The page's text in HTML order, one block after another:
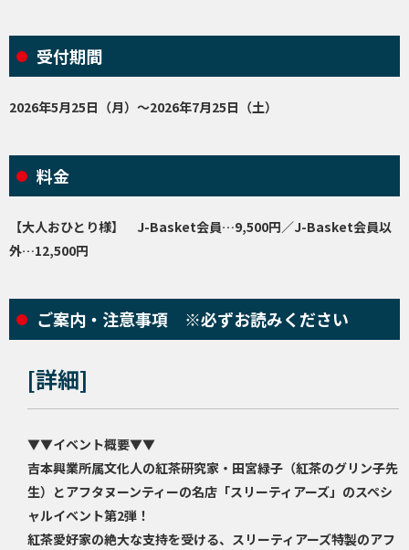
受付期間
2026年5月25日（月）～2026年7月25日（土）
料金
【大人おひとり様】 J-Basket会員…9,500円／J-Basket会員以
外…12,500円
ご案内・注意事項 ※必ずお読みください
[詳細]
▼▼イベント概要▼▼
吉本興業所属文化人の紅茶研究家・田宮緑子（紅茶のグリン子先
生）とアフタヌーンティーの名店「スリーティアーズ」のスペシ
ャルイベント第2弾！
紅茶愛好家の絶大な支持を受ける、スリーティアーズ特製のアフ